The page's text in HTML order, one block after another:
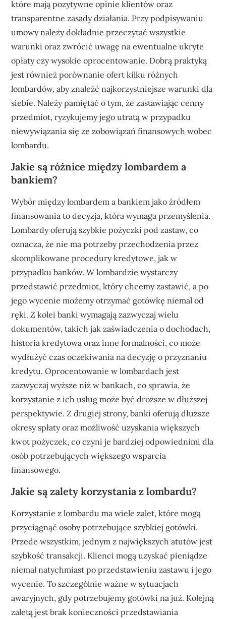
które mają pozytywne opinie klientów oraz
transparentne zasady działania. Przy podpisywaniu
umowy należy dokładnie przeczytać wszystkie
warunki oraz zwrócić uwagę na ewentualne ukryte
opłaty czy wysokie oprocentowanie. Dobrą praktyką
jest również porównanie ofert kilku różnych
lombardów, aby znaleźć najkorzystniejsze warunki dla
siebie. Należy pamiętać o tym, że zastawiając cenny
przedmiot, ryzykujemy jego utratą w przypadku
niewywiązania się ze zobowiązań finansowych wobec
lombardu.
Jakie są różnice między lombardem a
bankiem?
Wybór między lombardem a bankiem jako źródłem
finansowania to decyzja, która wymaga przemyślenia.
Lombardy oferują szybkie pożyczki pod zastaw, co
oznacza, że nie ma potrzeby przechodzenia przez
skomplikowane procedury kredytowe, jak w
przypadku banków. W lombardzie wystarczy
przedstawić przedmiot, który chcemy zastawić, a po
jego wycenie możemy otrzymać gotówkę niemal od
ręki. Z kolei banki wymagają zazwyczaj wielu
dokumentów, takich jak zaświadczenia o dochodach,
historia kredytowa oraz inne formalności, co może
wydłużyć czas oczekiwania na decyzję o przyznaniu
kredytu. Oprocentowanie w lombardach jest
zazwyczaj wyższe niż w bankach, co sprawia, że
korzystanie z ich usług może być droższe w dłuższej
perspektywie. Z drugiej strony, banki oferują dłuższe
okresy spłaty oraz możliwość uzyskania większych
kwot pożyczek, co czyni je bardziej odpowiednimi dla
osób potrzebujących większego wsparcia
finansowego.
Jakie są zalety korzystania z lombardu?
Korzystanie z lombardu ma wiele zalet, które mogą
przyciągnąć osoby potrzebujące szybkiej gotówki.
Przede wszystkim, jednym z największych atutów jest
szybkość transakcji. Klienci mogą uzyskać pieniądze
niemal natychmiast po przedstawieniu zastawu i jego
wycenie. To szczególnie ważne w sytuacjach
awaryjnych, gdy potrzebujemy gotówki na już. Kolejną
zaletą jest brak konieczności przedstawiania